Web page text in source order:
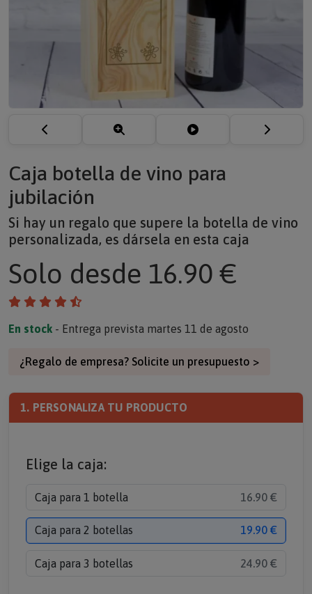
Caja botella de vino para
jubilación
Si hay un regalo que supere la botella de vino
personalizada, es dársela en esta caja
Solo desde 16.90 €
En stock - Entrega prevista martes 11 de agosto
¿Regalo de empresa? Solicite un presupuesto >
1. PERSONALIZA TU PRODUCTO
Elige la caja:
Caja para 1 botella 16.90 €
Caja para 2 botellas 19.90 €
Caja para 3 botellas 24.90 €